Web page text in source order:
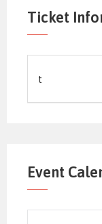
Ticket
t
Event